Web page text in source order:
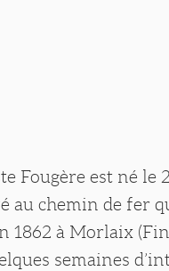
Fougère est né le
au chemin de fer
1862 à Morlaix
semaines